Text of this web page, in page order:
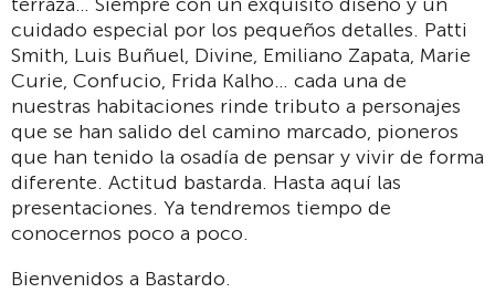
cuidado especial por los pequeños detalles. Patti
Smith, Luis Buñuel, Divine, Emiliano Zapata, Marie
Curie, Confucio, Frida Kalho… cada una de
nuestras habitaciones rinde tributo a personajes
que se han salido del camino marcado, pioneros
que han tenido la osadía de pensar y vivir de forma
diferente. Actitud bastarda. Hasta aquí las
presentaciones. Ya tendremos tiempo de
conocernos poco a poco.
Bienvenidos a Bastardo.